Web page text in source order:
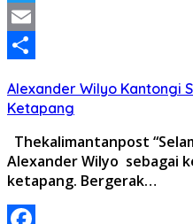
Twitter
Email
Alexander Wilyo Kantongi
Ketapang
Thekalimantanpost
Alexander Wilyo sebagai
ketapang. Bergerak…